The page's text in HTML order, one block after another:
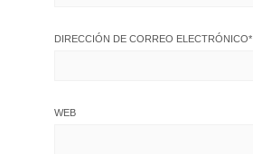
DIRECCIÓN DE CORREO ELECTRÓNICO*
WEB